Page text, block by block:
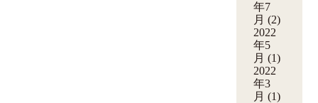
年7
月 (2)
2022
年5
月 (1)
2022
年3
月 (1)